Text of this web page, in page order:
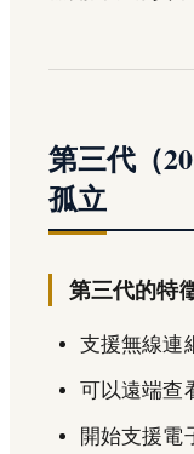
第三代（
孤立
第三代的特
支援無線連
可以遠端查
開始支援電